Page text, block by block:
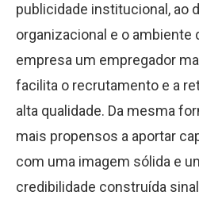
publicidade institucional, ao
organizacional e o ambiente
empresa um empregador
facilita o recrutamento e a
alta qualidade. Da mesma
mais propensos a aportar
com uma imagem sólida e
credibilidade construída